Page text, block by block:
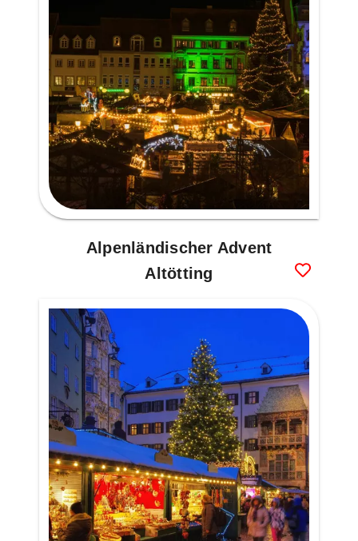
Alpenländischer Advent
Altötting